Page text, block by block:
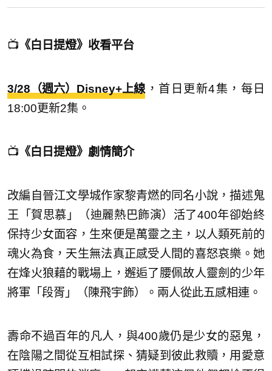
📺 《白日提燈》收看平台
3/28（週六）Disney+上線 ，首日更新4集，每日
18:00更新2集。
📺 《白日提燈》劇情簡介
改編自晉江文學城作家黎青燃的同名小說，描述鬼
王「賀思慕」（迪麗熱巴飾演）活了400年卻始終
保持少女面容，生來便是萬靈之主，以人類死前的
魂火為食，天生無法真正感受人間的喜怒哀樂。她
在烽火狼藉的戰場上，邂逅了腰佩故人靈劍的少年
將軍「段胥」（陳飛宇飾）。兩人從此五感相連。
壽命不過百年的凡人，與400歲仍是少女的惡鬼，
在陰陽之間從互相試探、猜疑到彼此救贖，用愛意